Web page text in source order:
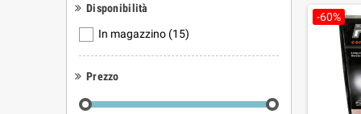
Disponibilità
In magazzino (15)
Prezzo
-60%